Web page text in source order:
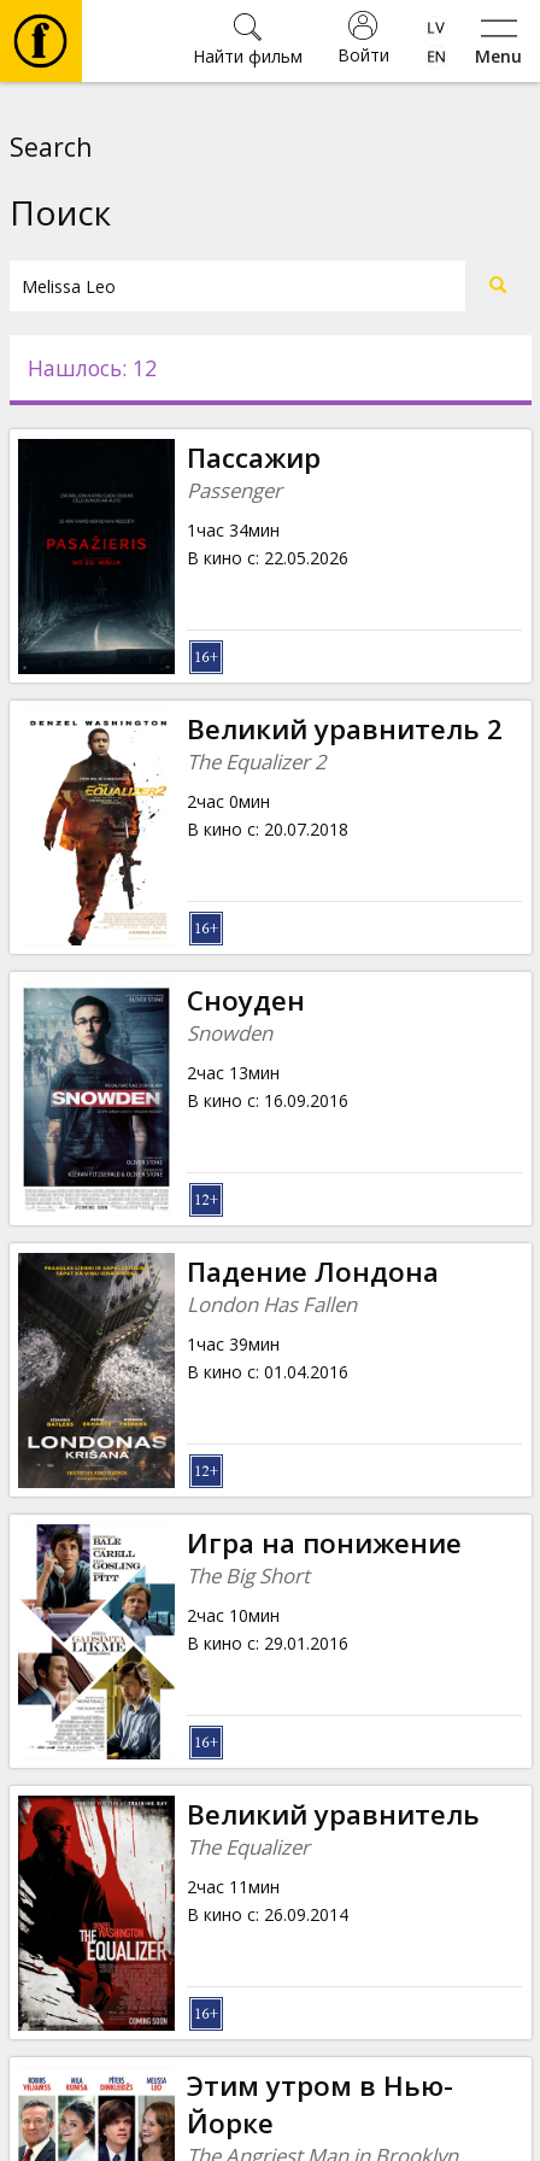
Menu
Войти
Найти фильм
Новости
Кинозакуски
B2B
Клуб
Search
Поиск
Нашлось: 12
Пассажир
Passenger
1час 34мин
В кино с: 22.05.2026
Великий уравнитель 2
The Equalizer 2
2час 0мин
В кино с: 20.07.2018
Сноуден
Snowden
2час 13мин
В кино с: 16.09.2016
Падение Лондона
London Has Fallen
1час 39мин
В кино с: 01.04.2016
Игра на понижение
The Big Short
2час 10мин
В кино с: 29.01.2016
Великий уравнитель
The Equalizer
2час 11мин
В кино с: 26.09.2014
Этим утром в Нью-
Йорке
The Angriest Man in Brooklyn